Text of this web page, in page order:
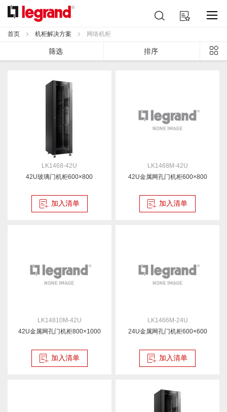
跳
到
容
我的购物车
索
首页 机柜解决方案 网络机柜
筛选 排序
LK1468-42U
42U玻璃门机柜600×800
加入清单
LK1468M-42U
42U金属网孔门机柜600×800
加入清单
LK14810M-42U
42U金属网孔门机柜800×1000
加入清单
LK1466M-24U
24U金属网孔门机柜600×600
加入清单